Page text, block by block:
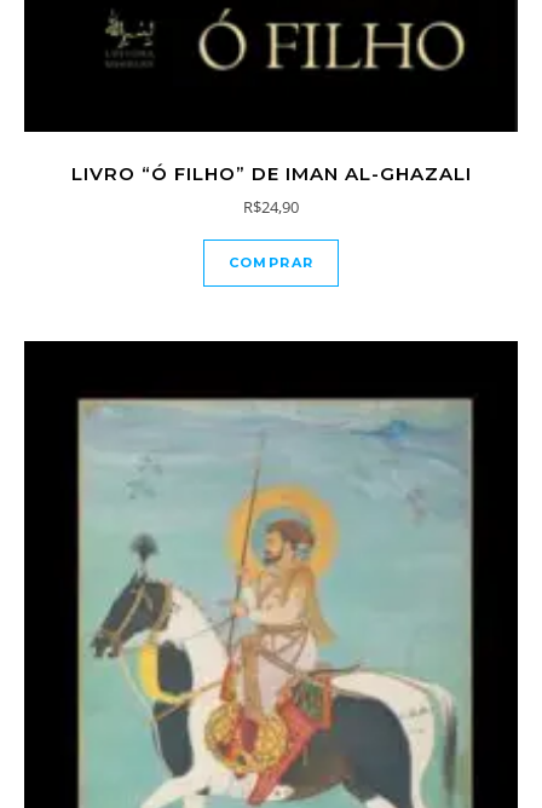
LIVRO “Ó FILHO” DE IMAN AL-GHAZALI
R$24,90
COMPRAR